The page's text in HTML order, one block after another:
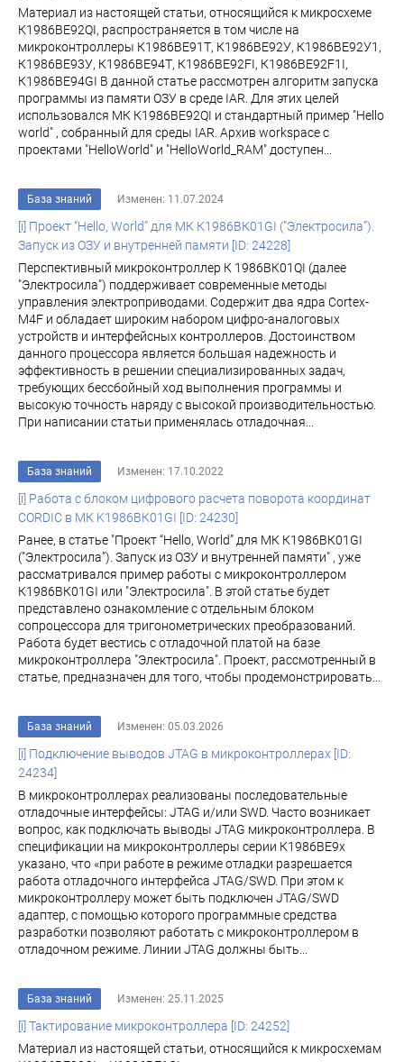
Материал из настоящей статьи, относящийся к микросхеме
К1986ВЕ92QI, распространяется в том числе на
микроконтроллеры К1986ВЕ91Т, К1986ВЕ92У, К1986ВЕ92У1,
К1986ВЕ93У, К1986ВЕ94Т, К1986ВЕ92FI, К1986ВЕ92F1I,
К1986ВЕ94GI В данной статье рассмотрен алгоритм запуска
программы из памяти ОЗУ в среде IAR. Для этих целей
использовался МК К1986ВЕ92QI и стандартный пример "Hello
world" , собранный для среды IAR. Архив workspace с
проектами "HelloWorld" и "HelloWorld_RAM" доступен...
База знаний Изменен: 11.07.2024
[i] Проект “Hello, World” для МК К1986ВК01GI ("Электросила”).
Запуск из ОЗУ и внутренней памяти [ID: 24228]
Перспективный микроконтроллер К 1986ВК01QI (далее
"Электросила") поддерживает современные методы
управления электроприводами. Содержит два ядра Cortex-
M4F и обладает широким набором цифро-аналоговых
устройств и интерфейсных контроллеров. Достоинством
данного процессора является большая надежность и
эффективность в решении специализированных задач,
требующих бессбойный ход выполнения программы и
высокую точность наряду с высокой производительностью.
При написании статьи применялась отладочная...
База знаний Изменен: 17.10.2022
[i] Работа с блоком цифрового расчета поворота координат
CORDIC в МК K1986ВК01GI [ID: 24230]
Ранее, в статье "Проект “Hello, World” для МК К1986ВК01GI
("Электросила”). Запуск из ОЗУ и внутренней памяти" , уже
рассматривалcя пример работы с микроконтроллером
К1986ВК01GI или "Электросила". В этой статье будет
представлено ознакомление с отдельным блоком
сопроцессора для тригонометрических преобразований.
Работа будет вестись с отладочной платой на базе
микроконтроллера "Электросила". Проект, рассмотренный в
статье, предназначен для того, чтобы продемонстрировать...
База знаний Изменен: 05.03.2026
[i] Подключение выводов JTAG в микроконтроллерах [ID:
24234]
В микроконтроллерах реализованы последовательные
отладочные интерфейсы: JTAG и/или SWD. Часто возникает
вопрос, как подключать выводы JTAG микроконтроллера. В
спецификации на микроконтроллеры серии К1986ВЕ9х
указано, что «при работе в режиме отладки разрешается
работа отладочного интерфейса JTAG/SWD. При этом к
микроконтроллеру может быть подключен JTAG/SWD
адаптер, с помощью которого программные средства
разработки позволяют работать с микроконтроллером в
отладочном режиме. Линии JTAG должны быть...
База знаний Изменен: 25.11.2025
[i] Тактирование микроконтроллера [ID: 24252]
Материал из настоящей статьи, относящийся к микросхемам